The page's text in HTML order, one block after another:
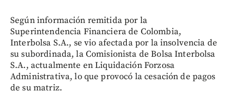
Según información remitida por la
Superintendencia Financiera de Colombia,
Interbolsa S.A., se vio afectada por la insolvencia de
su subordinada, la Comisionista de Bolsa Interbolsa
S.A., actualmente en Liquidación Forzosa
Administrativa, lo que provocó la cesación de pagos
de su matriz.